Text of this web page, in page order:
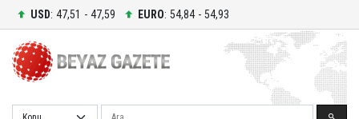
USD: 47,51 - 47,59 EURO: 54,84 - 54,93
Ara